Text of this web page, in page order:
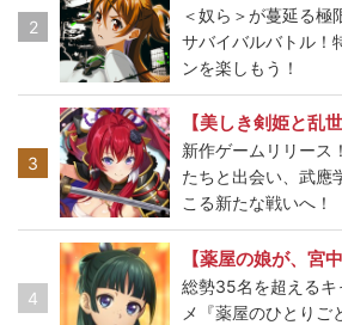
2
＜奴ら＞が蔓延る極
サバイバルバトル！
ンを楽しもう！
3
【美しき剣姫と乱
新作ゲームリリース
たちと出会い、武應
こる新たな戦いへ！
4
【薬屋の娘が、宮
総勢35名を超えるキ
メ『薬屋のひとりご